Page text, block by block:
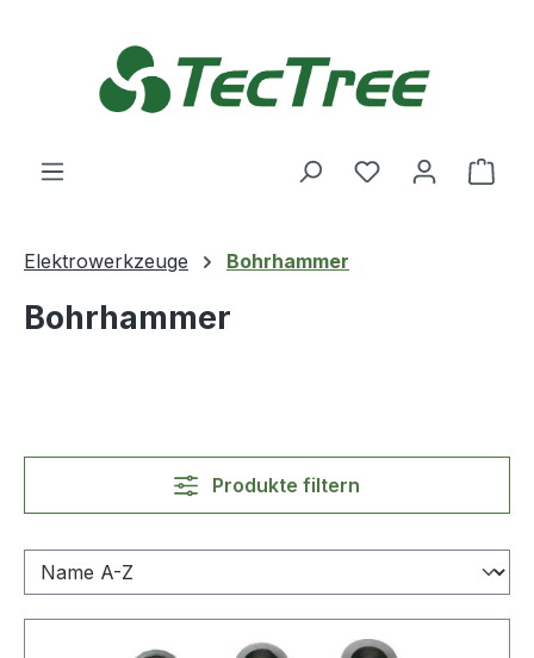
Du hast 0
Elektrowerkzeuge Bohrhammer
Bohrhammer
Produkte filtern